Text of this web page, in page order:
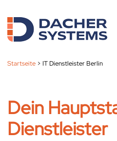
Skip to main content
Startseite > IT Dienstleister Berlin
Dein
Dienstleister